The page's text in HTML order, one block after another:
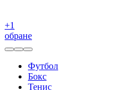
+1
обране
Футбол
Бокс
Тенис